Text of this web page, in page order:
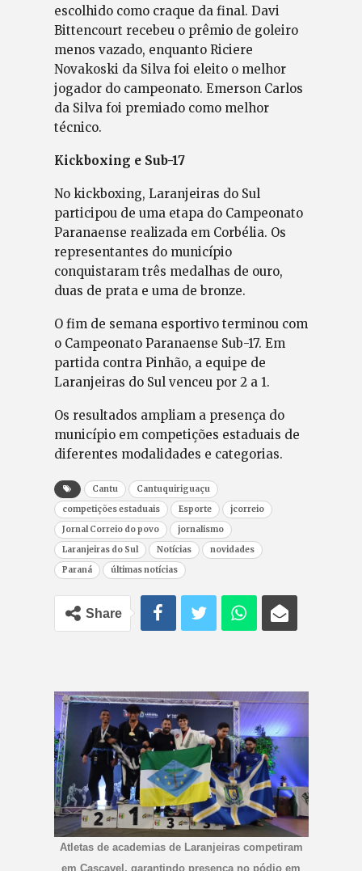
escolhido como craque da final. Davi
Bittencourt recebeu o prêmio de goleiro
menos vazado, enquanto Riciere
Novakoski da Silva foi eleito o melhor
jogador do campeonato. Emerson Carlos
da Silva foi premiado como melhor
técnico.
Kickboxing e Sub-17
No kickboxing, Laranjeiras do Sul
participou de uma etapa do Campeonato
Paranaense realizada em Corbélia. Os
representantes do município
conquistaram três medalhas de ouro,
duas de prata e uma de bronze.
O fim de semana esportivo terminou com
o Campeonato Paranaense Sub-17. Em
partida contra Pinhão, a equipe de
Laranjeiras do Sul venceu por 2 a 1.
Os resultados ampliam a presença do
município em competições estaduais de
diferentes modalidades e categorias.
Cantu
Cantuquiriguaçu
competições estaduais
Esporte
jcorreio
Jornal Correio do povo
jornalismo
Laranjeiras do Sul
Notícias
novidades
Paraná
últimas notícias
Share
Atletas de academias de Laranjeiras competiram
em Cascavel, garantindo presença no pódio em